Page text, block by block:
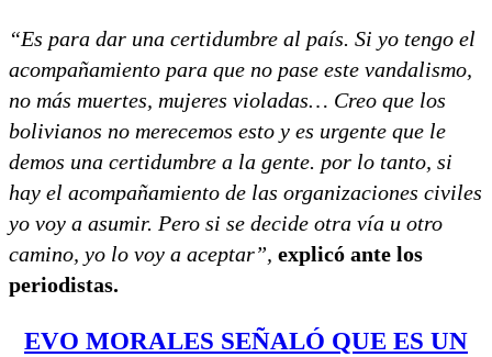
“Es para dar una certidumbre al país. Si yo tengo el
acompañamiento para que no pase este vandalismo,
no más muertes, mujeres violadas… Creo que los
bolivianos no merecemos esto y es urgente que le
demos una certidumbre a la gente. por lo tanto, si
hay el acompañamiento de las organizaciones civiles
yo voy a asumir. Pero si se decide otra vía u otro
camino, yo lo voy a aceptar”, explicó ante los
periodistas.
EVO MORALES SEÑALÓ QUE ES UN